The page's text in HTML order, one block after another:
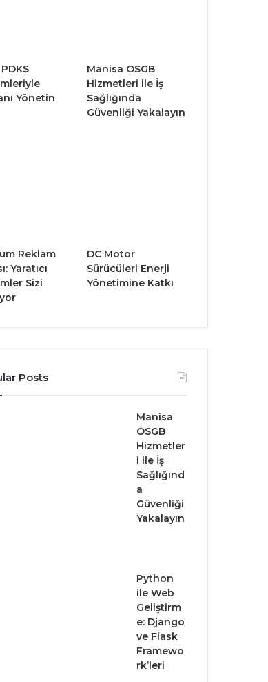
PDKS
Yönetin
Manisa OSGB
Hizmetleri ile İş
Sağlığında
Güvenliği Yakalayın
Reklam
Yaratıcı
Sizi
DC Motor
Sürücüleri Enerji
Yönetimine Katkı
Posts
Manisa
OSGB
Hizmetler
i ile İş
Sağlığınd
a
Güvenliği
Yakalayın
Python
ile Web
Geliştirm
e: Django
ve Flask
Framewo
rk’leri